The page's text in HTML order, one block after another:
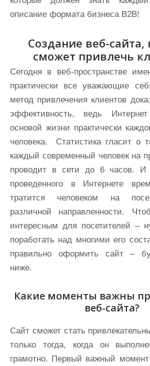
Создание веб-сайта,
сможет привлечь
Сегодня в веб-пространстве
практически все уважающие
метод привлечения клиентов
эффективность, ведь
основой жизни практически
человека. Статистика гласит о
каждый современный человек на
проводит в сети до 6 часов. И
проведенного в Интернете
тратится человеком на
различной направленности.
интересным для посетителей –
поработать над многими его
правильно оформить сайт –
ниже.
Какие моменты важны
веб-сайта?
Сайт сможет стать
только тогда, когда он
грамотно. Первый важный